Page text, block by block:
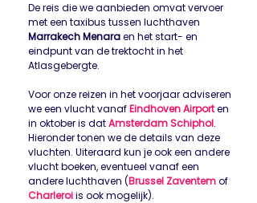
De reis die we aanbieden omvat vervoer
met een taxibus tussen luchthaven
Marrakech Menaraen het start- en
eindpunt van de trektocht in het
Atlasgebergte.
Voor onze reizen in het voorjaar adviseren
we een vlucht vanafEindhoven Airporten
in oktober is datAmsterdam Schiphol.
Hieronder tonen we de details van deze
vluchten. Uiteraard kun je ook een andere
vlucht boeken, eventueel vanaf een
andere luchthaven (Brussel Zaventemof
Charleroiis ook mogelijk).